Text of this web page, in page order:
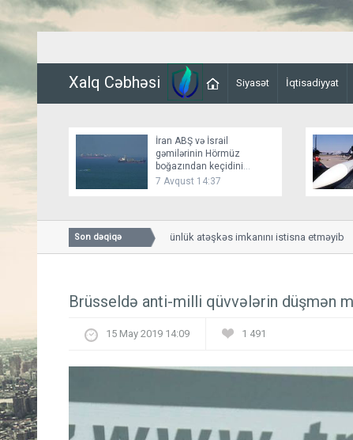
Xalq Cəbhəsi Siyasət İqtisadiyyat
İran ABŞ və İsrail
gəmilərinin Hörmüz
boğazından keçidini
bağlayır
7 Avqust 14:37
Son dəqiqə
Bessent İranla 60 günlük atəşkəs imkanını istisna etməyib
Brüsseldə anti-milli qüvvələrin düşmən
15 May 2019 14:09 1 491